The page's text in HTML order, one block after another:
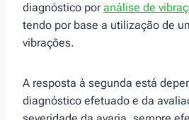
diagnóstico poranálise de
tendo por base a utilização de
vibrações.
A resposta à segunda está
diagnóstico efetuado e da